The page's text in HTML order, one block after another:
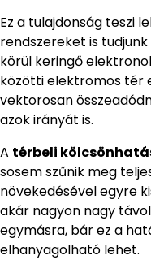
Ez a tulajdonság teszi
rendszereket is
körül keringő
közötti elektromos tér
vektorosan
azok irányát is.
A térbeli
sosem szűnik meg
növekedésével egyre
akár nagyon nagy
egymásra, bár ez a
elhanyagolható lehet.